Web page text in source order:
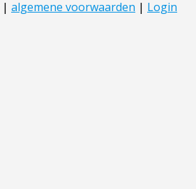
| algemene voorwaarden | Login